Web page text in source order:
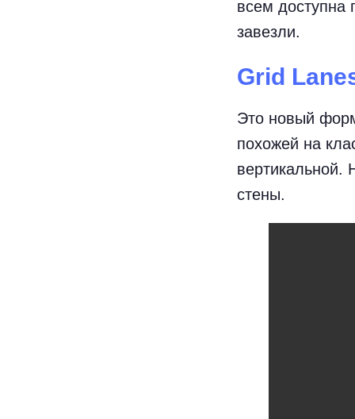
всем доступна
завезли.
Grid
Это новый
похожей на
вертикальной.
стены.